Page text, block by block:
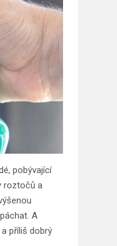
pobývající
roztočů a
A
příliš dobrý